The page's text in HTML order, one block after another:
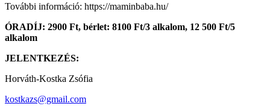
További információ: https://maminbaba.hu/
ÓRADÍJ: 2900 Ft, bérlet: 8100 Ft/3 alkalom, 12 500 Ft/5
alkalom
JELENTKEZÉS:
Horváth-Kostka Zsófia
kostkazs@gmail.com